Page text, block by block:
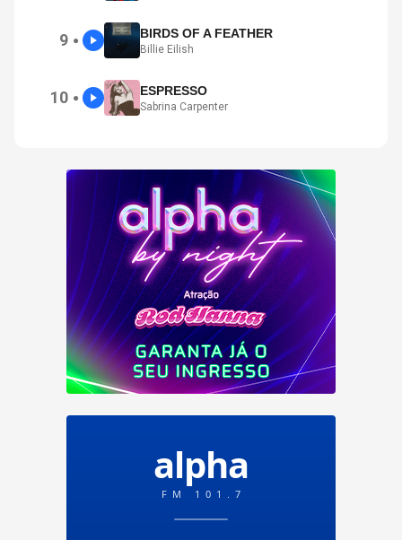
9 ● BIRDS OF A FEATHER
Billie Eilish
10 ● ESPRESSO
Sabrina Carpenter